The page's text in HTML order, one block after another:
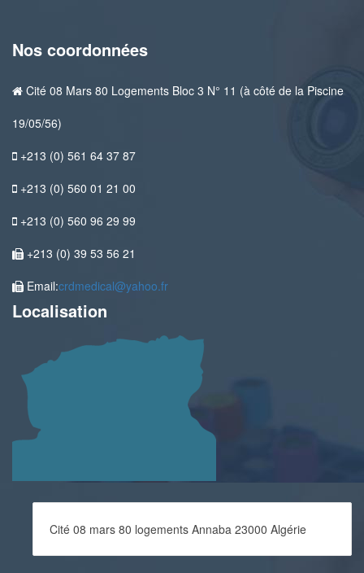
Nos coordonnées
Cité 08 Mars 80 Logements Bloc 3 N° 11 (à côté de la Piscine
19/05/56)
+213 (0) 561 64 37 87
+213 (0) 560 01 21 00
+213 (0) 560 96 29 99
+213 (0) 39 53 56 21
Email:crdmedical@yahoo.fr
Localisation
Cité 08 mars 80 logements Annaba 23000 Algérie